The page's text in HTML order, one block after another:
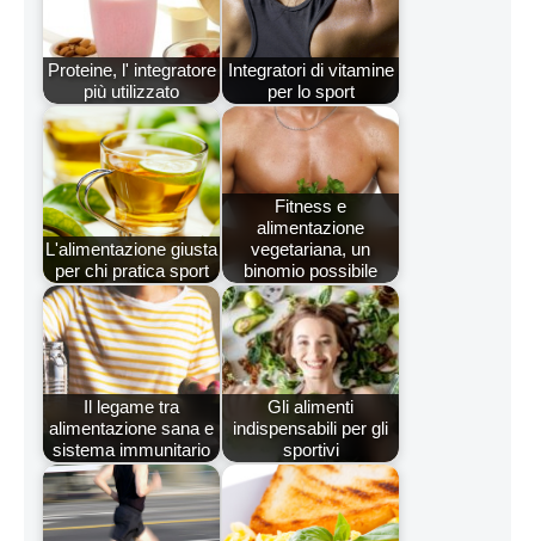
Proteine, l' integratore
più utilizzato
Integratori di vitamine
per lo sport
L'alimentazione giusta
per chi pratica sport
Fitness e
alimentazione
vegetariana, un
binomio possibile
Il legame tra
alimentazione sana e
sistema immunitario
Gli alimenti
indispensabili per gli
sportivi